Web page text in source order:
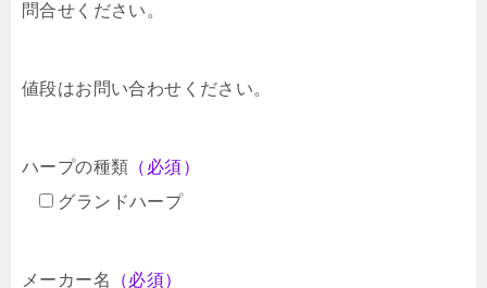
問合せください。
値段はお問い合わせください。
ハープの種類 （必須）
グランドハープ
メーカー名
（必須）